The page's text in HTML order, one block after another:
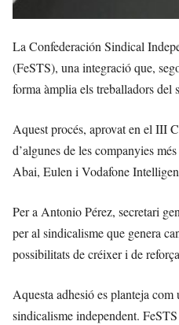
La Confederación Sindical
(FeSTS), una integració que,
forma àmplia els treballadors del
Aquest procés, aprovat en el III
d’algunes de les companyies
Abai, Eulen i Vodafone
Per a Antonio Pérez, secretari
per al sindicalisme que genera
possibilitats de créixer i de
Aquesta adhesió es planteja
sindicalisme independent.